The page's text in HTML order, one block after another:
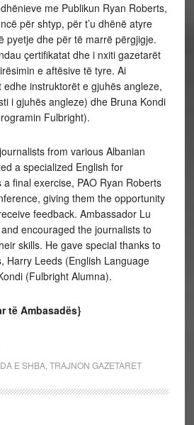
me Publikun Ryan Roberts,
për shtyp, për t’u dhënë atyre
pyetje dhe për të marrë përgjigje.
çertifikatat dhe i nxiti gazetarët
e aftësive të tyre. Ai
instruktorët e gjuhës angleze,
i gjuhës angleze) dhe Bruna Kondi
Fulbright).
from various Albanian
a specialized English for
final exercise, PAO Ryan Roberts
giving them the opportunity
feedback. Ambassador Lu
encouraged the journalists to
skills. He gave special thanks to
Harry Leeds (English Language
(Fulbright Alumna).
të Ambasadës}
E SHBA, TRAJNON GAZETARET